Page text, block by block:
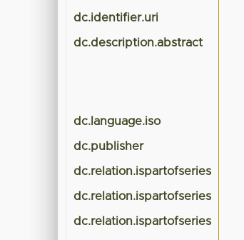
dc.identifier.uri
dc.description.abstract
dc.language.iso
dc.publisher
dc.relation.ispartofseries
dc.relation.ispartofseries
dc.relation.ispartofseries